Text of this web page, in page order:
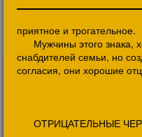
приятное и трогательное.
Мужчины этого знака,
снабдителей семьи, но
согласия, они хорошие
ОТРИЦАТЕЛЬНЫЕ